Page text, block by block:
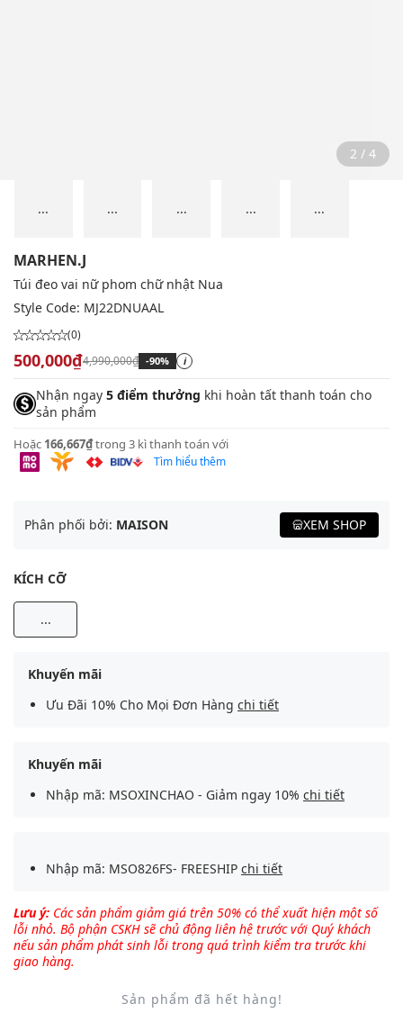
2 / 4
... ... ... ... ...
MARHEN.J
Túi đeo vai nữ phom chữ nhật Nua
Style Code: MJ22DNUAAL
(0)
500,000₫4,990,000₫ -90% i
Nhận ngay 5 điểm thưởng khi hoàn tất thanh toán cho
sản phẩm
Hoặc 166,667₫trong 3 kì thanh toán với
Tìm hiểu thêm
Phân phối bởi: MAISON XEM SHOP
KÍCH CỠ
...
Khuyến mãi
Ưu Đãi 10% Cho Mọi Đơn Hàng chi tiết
Khuyến mãi
Nhập mã: MSOXINCHAO - Giảm ngay 10% chi tiết
Nhập mã: MSO826FS- FREESHIP chi tiết
Lưu ý: Các sản phẩm giảm giá trên 50% có thể xuất hiện một số
lỗi nhỏ. Bộ phận CSKH sẽ chủ động liên hệ trước với Quý khách
nếu sản phẩm phát sinh lỗi trong quá trình kiểm tra trước khi
giao hàng.
Sản phẩm đã hết hàng!